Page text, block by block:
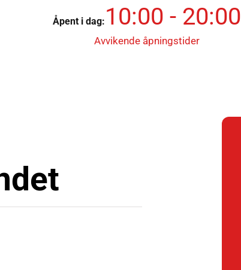
Åpent i dag: 10:00 - 20:00
Avvikende åpningstider